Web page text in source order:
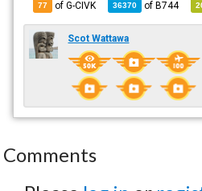
77 of G-CIVK 36370 ofB744
Scot Wattawa
Comments